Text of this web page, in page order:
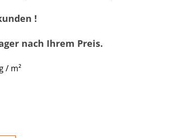
!
nach Ihrem Preis.
/ m²